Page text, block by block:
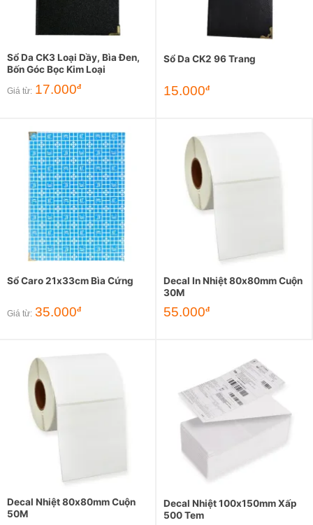
Sổ Da CK3 Loại Dầy, Bìa Đen,
Bốn Góc Bọc Kim Loại
Giá từ: 17.000đ
Sổ Da CK2 96 Trang
15.000đ
Sổ Caro 21x33cm Bìa Cứng
Giá từ: 35.000đ
Decal In Nhiệt 80x80mm Cuộn
30M
55.000đ
Decal Nhiệt 80x80mm Cuộn
50M
Decal Nhiệt 100x150mm Xấp
500 Tem